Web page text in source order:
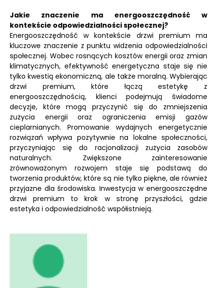
Jakie znaczenie ma energooszczędność w
kontekście odpowiedzialności społecznej?
Energooszczędność w kontekście drzwi premium ma
kluczowe znaczenie z punktu widzenia odpowiedzialności
społecznej. Wobec rosnących kosztów energii oraz zmian
klimatycznych, efektywność energetyczna staje się nie
tylko kwestią ekonomiczną, ale także moralną. Wybierając
drzwi premium, które łączą estetykę z
energooszczędnością, klienci podejmują świadome
decyzje, które mogą przyczynić się do zmniejszenia
zużycia energii oraz ograniczenia emisji gazów
cieplarnianych. Promowanie wydajnych energetycznie
rozwiązań wpływa pozytywnie na lokalne społeczności,
przyczyniając się do racjonalizacji zużycia zasobów
naturalnych. Zwiększone zainteresowanie
zrównoważonym rozwojem staje się podstawą do
tworzenia produktów, które są nie tylko piękne, ale również
przyjazne dla środowiska. Inwestycja w energooszczędne
drzwi premium to krok w stronę przyszłości, gdzie
estetyka i odpowiedzialność współistnieją.